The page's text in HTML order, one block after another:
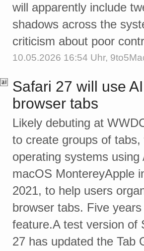
will apparently include
shadows across the
criticism about poor
10.05.2026 16:54 Uhr,
Safari 27 will use
browser tabs
Likely debuting at
to create groups of
operating systems
macOS MontereyApple
2021, to help users
browser tabs. Five
feature.A test version of
27 has updated the Tab